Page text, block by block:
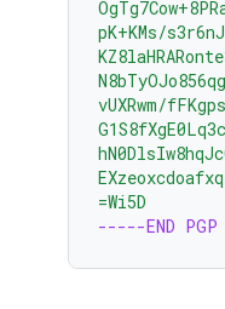
pK+KMs/
vUXRwm/
=Wi5D
-----END PGP